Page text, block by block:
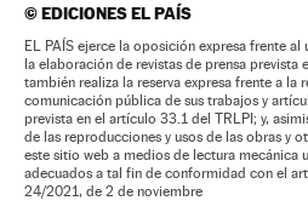
©EDICIONES EL PAÍS
EL PAÍS ejerce la oposición expresa frente al
la elaboración de revistas de prensa prevista
también realiza la reserva expresa frente a
comunicación pública de sus trabajos y
prevista en el artículo 33.1 del TRLPI; y,
de las reproducciones y usos de las obras y
este sitio web a medios de lectura mecánica
adecuados a tal fin de conformidad con el
24/2021, de 2 de noviembre